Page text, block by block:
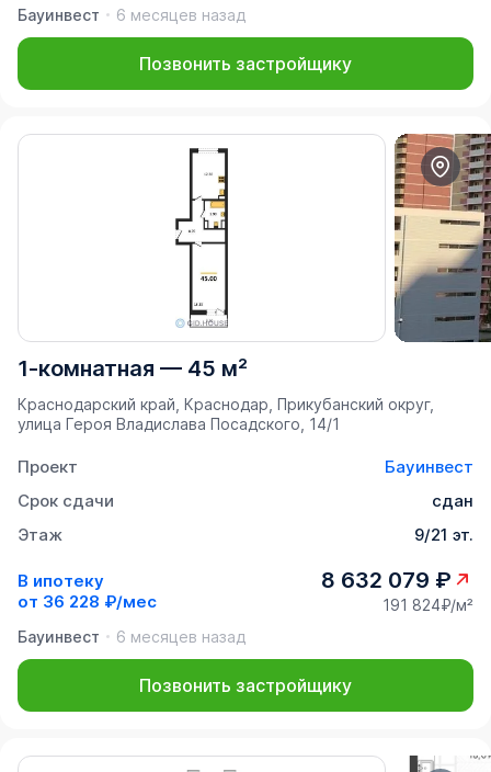
Бауинвест
6 месяцев назад
Позвонить застройщику
1-комнатная — 45 м²
Краснодарский край, Краснодар, Прикубанский округ,
улица Героя Владислава Посадского, 14/1
Проект
Бауинвест
Срок сдачи
сдан
Этаж
9/21 эт.
В ипотеку
от 36 228 ₽/мес
8 632 079 ₽
191 824₽/м²
Бауинвест
6 месяцев назад
Позвонить застройщику